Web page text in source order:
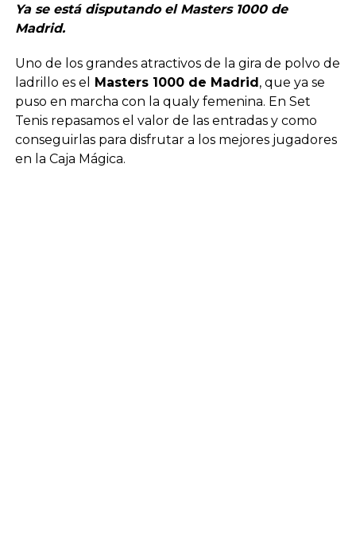
Ya se está disputando el Masters 1000 de
Madrid.
Uno de los grandes atractivos de la gira de polvo de
ladrillo es el
Masters 1000 de Madrid, que ya se
puso en marcha con la qualy femenina. En Set
Tenis repasamos el valor de las entradas y como
conseguirlas para disfrutar a los mejores jugadores
en la Caja Mágica.